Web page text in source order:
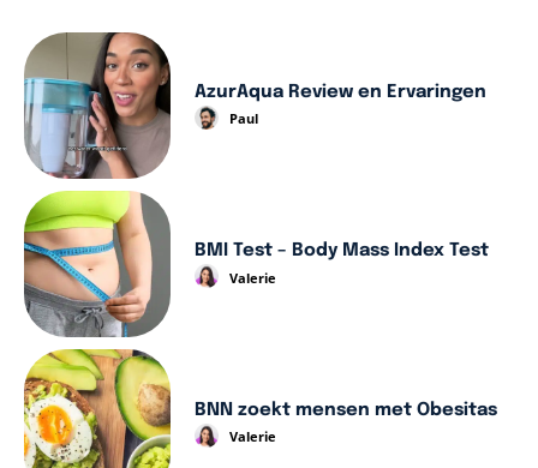
AzurAqua Review en Ervaringen
Paul
BMI Test – Body Mass Index Test
Valerie
BNN zoekt mensen met Obesitas
Valerie